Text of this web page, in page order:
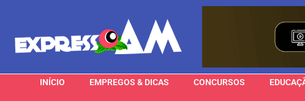
INÍCIO EMPREGOS & DICAS CONCURSOS